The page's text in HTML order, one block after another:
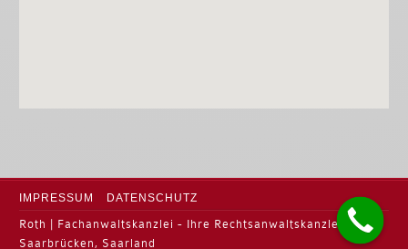
IMPRESSUM DATENSCHUTZ
Roth | Fachanwaltskanzlei - Ihre Rechtsanwaltskanzlei in
Saarbrücken, Saarland